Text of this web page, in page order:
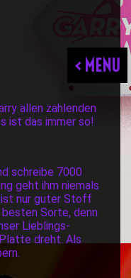
< MENU
allen zahlenden
ist das immer so!
schreibe 7000
geht ihm niemals
ist nur guter Stoff
besten Sorte, denn
Lieblings-
dreht. Als